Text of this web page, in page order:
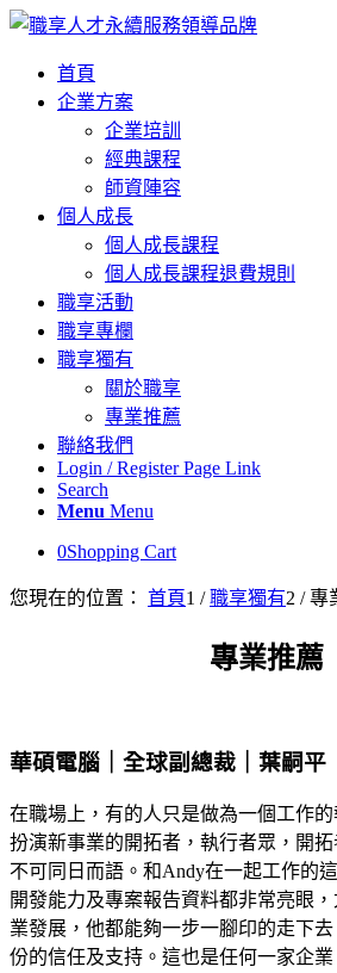
首頁
企業方案
企業培訓
經典課程
師資陣容
個人成長
個人成長課程
個人成長課程退費規則
職享活動
職享專欄
職享獨有
關於職享
專業推薦
聯絡我們
Login / Register Page Link
Search
Menu Menu
0Shopping Cart
您現在的位置： 首頁1 / 職享獨有2 / 專
專業推薦
華碩電腦｜全球副總裁｜葉嗣平
在職場上，有的人只是做為一個工作
扮演新事業的開拓者，執行者眾，開
不可同日而語。和Andy在一起工作的
開發能力及專案報告資料都非常亮眼
業發展，他都能夠一步一腳印的走下
份的信任及支持。這也是任何一家企